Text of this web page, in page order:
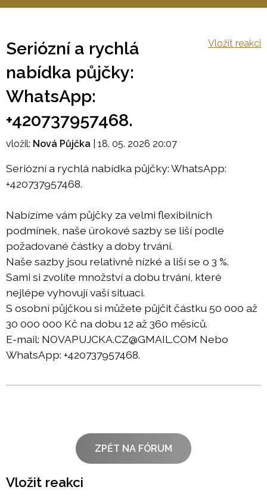
Seriózní a rychlá
nabídka půjčky:
WhatsApp:
+420737957468.
Vložit reakci
vložil: Nová Půjčka 18. 05. 2026 20:07
Seriózní a rychlá nabídka půjčky: WhatsApp:
+420737957468.
Nabízíme vám půjčky za velmi flexibilních
podmínek, naše úrokové sazby se liší podle
požadované částky a doby trvání.
Naše sazby jsou relativně nízké a liší se o 3 %.
Sami si zvolíte množství a dobu trvání, které
nejlépe vyhovují vaší situaci.
S osobní půjčkou si můžete půjčit částku 50 000 až
30 000 000 Kč na dobu 12 až 360 měsíců.
E-mail: NOVAPUJCKA.CZ@GMAIL.COM Nebo
WhatsApp: +420737957468.
ZPĚT NA FÓRUM
Vložit reakci